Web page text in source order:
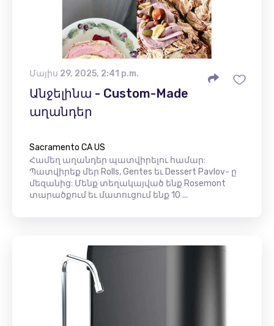
Մայիս 29, 2025, 2:41 p.m.
Անջելինա - Custom-Made
աղանդեր
Sacramento CA US
Համեղ աղանդեր պատվիրելու համար:
Պատվիրեք մեր Rolls, Gentes եւ Dessert Pavlov- ը
մեզանից: Մենք տեղակայված ենք Rosemont
տարածքում եւ մատուցում ենք 10 ...